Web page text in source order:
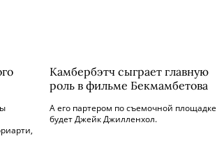
Камбербэтч сыграет главную
роль в фильме Бекмамбетова
А его партером по съемочной площадке
будет Джейк Джилленхол.